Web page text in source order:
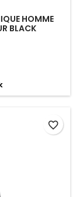
HOMME
BLACK
favorite_border